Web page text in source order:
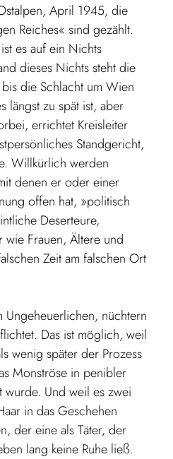
April 1945, die
Reiches« sind gezählt.
es auf ein Nichts
dieses Nichts steht die
die Schlacht um Wien
längst zu spät ist, aber
errichtet Kreisleiter
Standgericht,
Willkürlich werden
denen er oder einer
offen hat, »politisch
Deserteure,
wie Frauen, Ältere und
Zeit am falschen Ort
Ungeheuerlichen, nüchtern
Das ist möglich, weil
wenig später der Prozess
Monströse in penibler
wurde. Und weil es zwei
in das Geschehen
der eine als Täter, der
lang keine Ruhe ließ.